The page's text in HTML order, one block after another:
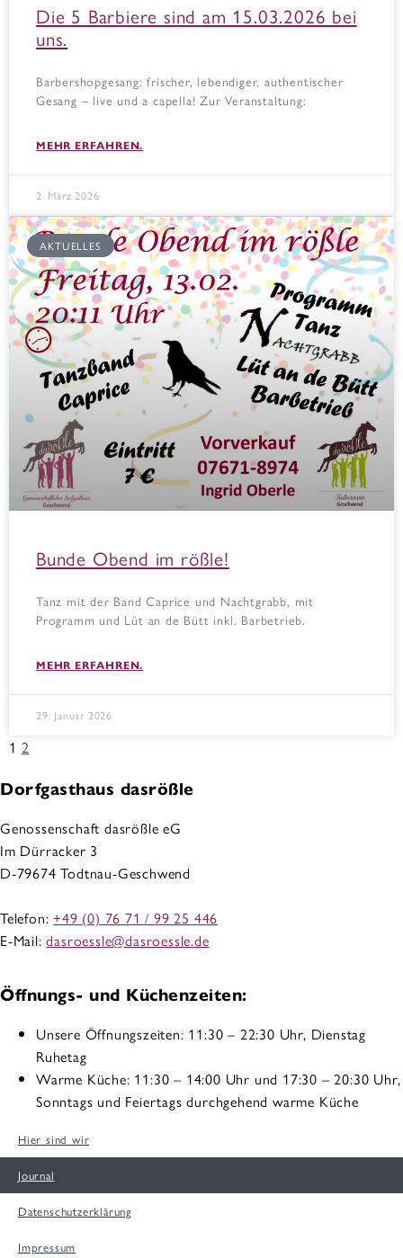
Die 5 Barbiere sind am 15.03.2026 bei
uns.
Barbershopgesang: frischer, lebendiger, authentischer
Gesang – live und a capella! Zur Veranstaltung:
MEHR ERFAHREN.
2. März 2026
AKTUELLES
Bunde Obend im rößle!
Tanz mit der Band Caprice und Nachtgrabb, mit
Programm und Lüt an de Bütt inkl. Barbetrieb.
MEHR ERFAHREN.
29. Januar 2026
1 2
Dorfgasthaus dasrößle
Genossenschaft dasrößle eG
Im Dürracker 3
D-79674 Todtnau-Geschwend
Telefon:+49 (0) 76 71 / 99 25 446
E-Mail:dasroessle@dasroessle.de
Öffnungs- und Küchenzeiten:
Unsere Öffnungszeiten: 11:30 – 22:30 Uhr, Dienstag
Ruhetag
Warme Küche: 11:30 – 14:00 Uhr und 17:30 – 20:30 Uhr,
Sonntags und Feiertags durchgehend warme Küche
Hier sind wir
Journal
Datenschutzerklärung
Impressum